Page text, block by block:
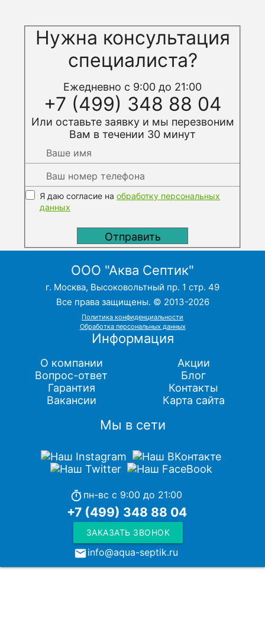
Нужна консультация
специалиста?
Ежедневно с 9:00 до 21:00
+7 (499) 348 88 04
Или оставьте заявку и мы перезвоним
Вам в течении 30 минут
Я даю согласие наобработку персональных
данных
ООО "Аква Септик"
г. Москва, Высоковольтный пр. 1 стр. 49
Все права защищены. © 2013-2026
Политика конфиденциальности
Обработка персональных данных
Информация
О компании
Вопрос-ответ
Гарантия
Вакансии
Акции
Блог
Контакты
Карта сайта
Мы в сети
timer пн-вс с 9:00 до 21:00
+7 (499) 348 88 04
ЗАКАЗАТЬ ЗВОНОК
local_post_officeinfo@aqua-septik.ru